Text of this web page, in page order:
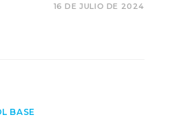
16 DE JULIO DE 2024
BASE